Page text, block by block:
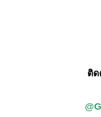
ติด